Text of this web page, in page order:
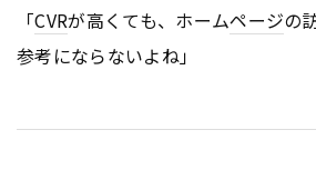
「CVRが高くても、ホームページの
参考にならないよね」